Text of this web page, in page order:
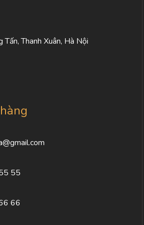
Thanh Xuân, Hà Nội
55
66